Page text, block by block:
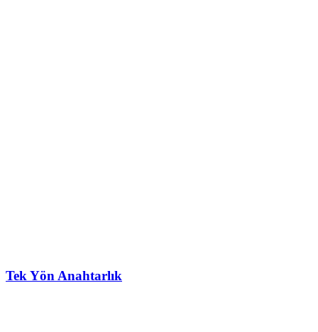
Tek Yön Anahtarlık